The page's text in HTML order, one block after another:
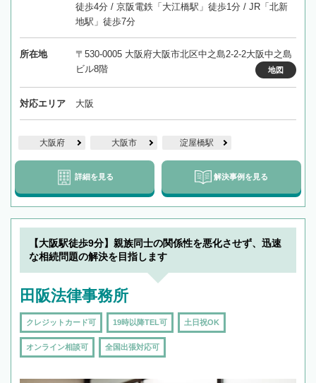
徒歩4分 / 京阪電鉄「大江橋駅」徒歩1分 / JR「北新
地駅」徒歩7分
所在地
〒530-0005 大阪府大阪市北区中之島2-2-2大阪中之島
ビル8階
地図
対応エリア 大阪
大阪府 大阪市 淀屋橋駅
詳細を見る 解決事例を見る
【大阪駅徒歩9分】親族同士の関係性を悪化させず、迅速
な相続問題の解決を目指します
田阪法律事務所
クレジットカード可 19時以降TEL可 土日祝OK
オンライン相談可 全国出張対応可